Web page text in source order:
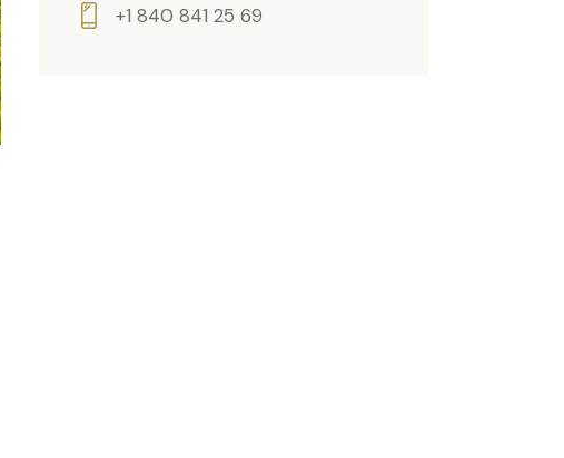
+1 840 841 25 69